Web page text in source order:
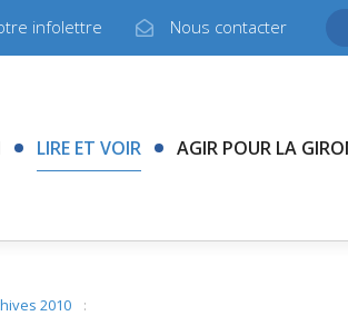
infolettre Nous contacter
LIRE ET VOIR AGIR POUR LA
2010 :